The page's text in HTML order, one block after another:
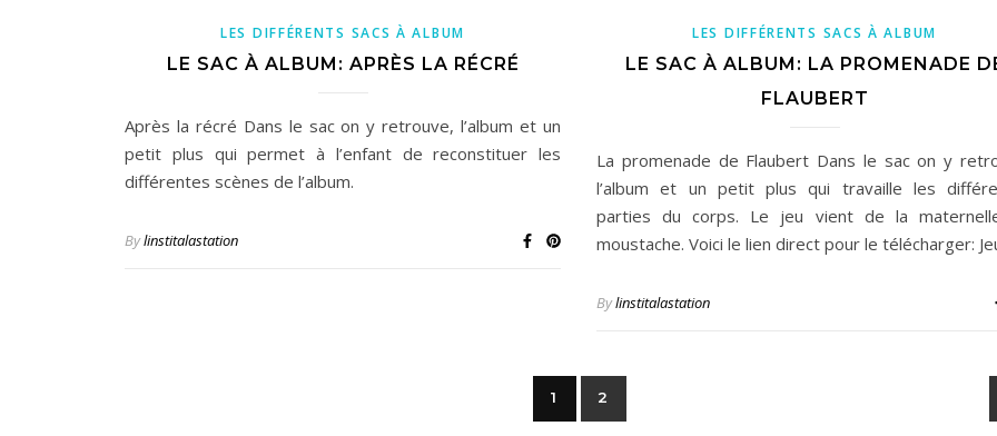
LES DIFFÉRENTS SACS À ALBUM
LE SAC À ALBUM: APRÈS LA RÉCRÉ
Après la récré Dans le sac on y retrouve, l’album et un
petit plus qui permet à l’enfant de reconstituer les
différentes scènes de l’album.
Bylinstitalastation
LES DIFFÉRENTS SACS À ALBUM
LE SAC À ALBUM: LA PROMENADE
FLAUBERT
La promenade de Flaubert Dans le sac on y
l’album et un petit plus qui travaille les
parties du corps. Le jeu vient de la
moustache. Voici le lien direct pour le télécharger:
Bylinstitalastation
1 2